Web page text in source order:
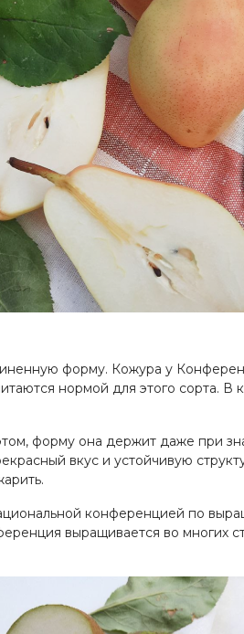
форму. Кожура у
нормой для этого сорта. В
форму она держит даже при
вкус и устойчивую
конференцией по
выращивается во многих